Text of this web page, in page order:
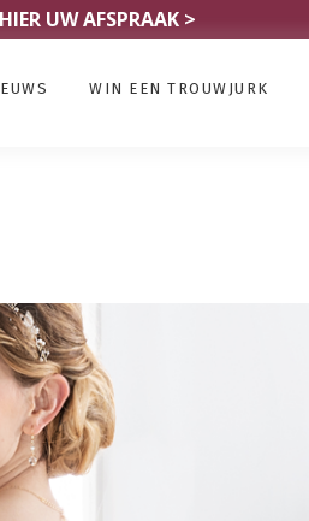
UW AFSPRAAK >
WIN EEN TROUWJURK